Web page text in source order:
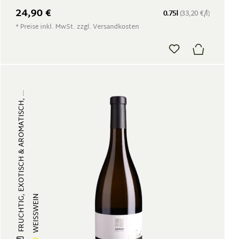
0.75l (33,20 €/l)
24,90 €
* Preise inkl. MwSt. zzgl. Versandkosten
FRUCHTIG, EXOTISCH & AROMATISCH, ... WEISSWEIN